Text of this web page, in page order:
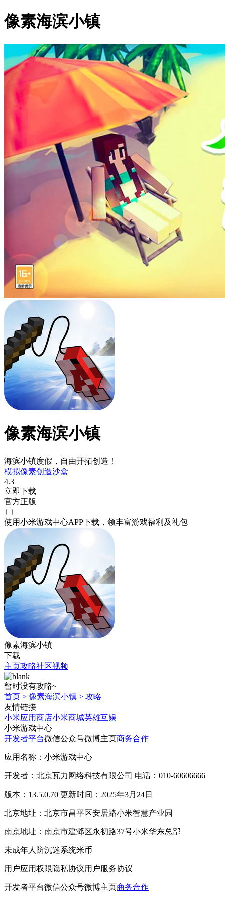
像素海滨小镇
像素海滨小镇
海滨小镇度假，自由开拓创造！
模拟像素创造沙盒
4.3
立即下载
官方正版
使用小米游戏中心APP下载 ，领丰富游戏福利 及礼包
像素海滨小镇
下载
主页攻略社区视频
暂时没有攻略~
首页 > 像素海滨小镇 > 攻略
友情链接
小米应用商店小米商城英雄互娱
小米游戏中心
开发者平台微信公众号微博主页商务合作
应用名称：小米游戏中心
开发者：北京瓦力网络科技有限公司 电话：010-60606666
版本：13.5.0.70 更新时间：2025年3月24日
北京地址：北京市昌平区安居路小米智慧产业园
南京地址：南京市建邺区永初路37号小米华东总部
未成年人防沉迷系统米币
用户应用权限隐私协议用户服务协议
开发者平台微信公众号微博主页商务合作